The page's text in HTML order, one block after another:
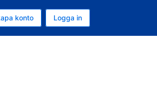
konto Logga in